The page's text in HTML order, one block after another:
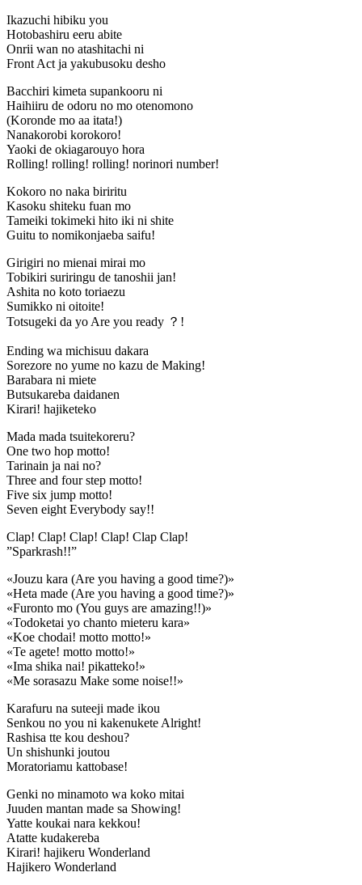
Ikazuchi hibiku you
Hotobashiru eeru abite
Onrii wan no atashitachi ni
Front Act ja yakubusoku desho
Bacchiri kimeta supankooru ni
Haihiiru de odoru no mo otenomono
(Koronde mo aa itata!)
Nanakorobi korokoro!
Yaoki de okiagarouyo hora
Rolling! rolling! rolling! norinori number!
Kokoro no naka biriritu
Kasoku shiteku fuan mo
Tameiki tokimeki hito iki ni shite
Guitu to nomikonjaeba saifu!
Girigiri no mienai mirai mo
Tobikiri suriringu de tanoshii jan!
Ashita no koto toriaezu
Sumikko ni oitoite!
Totsugeki da yo Are you ready ？!
Ending wa michisuu dakara
Sorezore no yume no kazu de Making!
Barabara ni miete
Butsukareba daidanen
Kirari! hajiketeko
Mada mada tsuitekoreru?
One two hop motto!
Tarinain ja nai no?
Three and four step motto!
Five six jump motto!
Seven eight Everybody say!!
Clap! Clap! Clap! Clap! Clap Clap!
”Sparkrash!!”
«Jouzu kara (Are you having a good time?)»
«Heta made (Are you having a good time?)»
«Furonto mo (You guys are amazing!!)»
«Todoketai yo chanto mieteru kara»
«Koe chodai! motto motto!»
«Te agete! motto motto!»
«Ima shika nai! pikatteko!»
«Me sorasazu Make some noise!!»
Karafuru na suteeji made ikou
Senkou no you ni kakenukete Alright!
Rashisa tte kou deshou?
Un shishunki joutou
Moratoriamu kattobase!
Genki no minamoto wa koko mitai
Juuden mantan made sa Showing!
Yatte koukai nara kekkou!
Atatte kudakereba
Kirari! hajikeru Wonderland
Hajikero Wonderland